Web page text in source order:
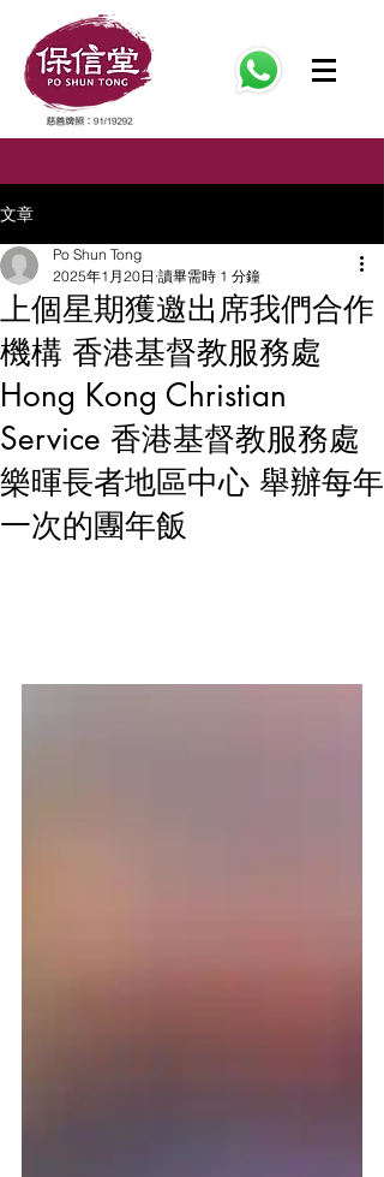
文章
上個星期獲邀出席我們合作
機構 香港基督教服務處
Hong Kong Christian
Service 香港基督教服務處
樂暉長者地區中心 舉辦每年
一次的團年飯
Po Shun Tong
2025年1月20日 讀畢需時 1 分鐘